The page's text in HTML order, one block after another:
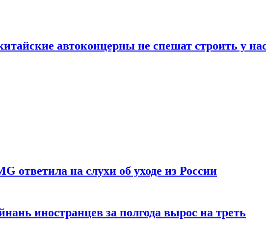
автоконцерны не спешат строить у
ответила на слухи об уходе из России
иностранцев за полгода вырос на треть